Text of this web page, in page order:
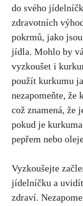
do ⁤svého
zdravotních
pokrmů, jako
jídla. Mohlo by
vyzkoušet i
použít kurkumu
nezapomeňte,‍
což znamená, že
pokud ‌je
pepřem nebo
Vyzkoušejte
jídelníčku a
zdraví.